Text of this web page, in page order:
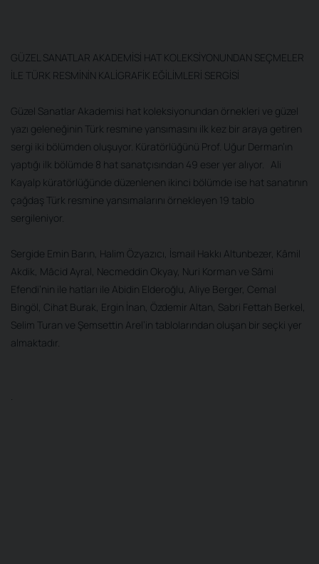
GÜZEL SANATLAR AKADEMİSİ HAT KOLEKSİYONUNDAN SEÇMELER
İLE TÜRK RESMİNİN KALİGRAFİK EĞİLİMLERİ SERGİSİ
Güzel Sanatlar Akademisi hat koleksiyonundan örnekleri ve güzel
yazı geleneğinin Türk resmine yansımasını ilk kez bir araya getiren
sergi iki bölümden oluşuyor. Küratörlüğünü Prof. Uğur Derman’ın
yaptığı ilk bölümde 8 hat sanatçısından 49 eser yer alıyor. Ali
Kayalp küratörlüğünde düzenlenen ikinci bölümde ise hat sanatının
çağdaş Türk resmine yansımalarını örnekleyen 19 tablo
sergileniyor.
Sergide Emin Barın, Halim Özyazıcı, İsmail Hakkı Altunbezer, Kâmil
Akdik, Mâcid Ayral, Necmeddin Okyay, Nuri Korman ve Sâmi
Efendi’nin ile hatları ile Abidin Elderoğlu, Aliye Berger, Cemal
Bingöl, Cihat Burak, Ergin İnan, Özdemir Altan, Sabri Fettah Berkel,
Selim Turan ve Şemsettin Arel’in tablolarından oluşan bir seçki yer
almaktadır.